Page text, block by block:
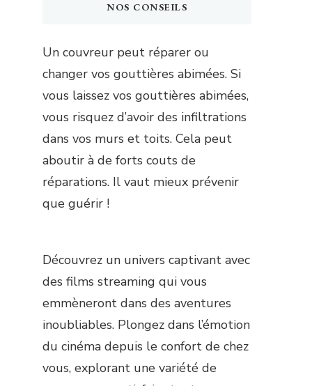
NOS CONSEILS
Un couvreur peut réparer ou
changer vos gouttières abimées. Si
vous laissez vos gouttières abimées,
vous risquez d’avoir des infiltrations
dans vos murs et toits. Cela peut
aboutir à de forts couts de
réparations. Il vaut mieux prévenir
que guérir !
Découvrez un univers captivant avec
des films streaming qui vous
emmèneront dans des aventures
inoubliables. Plongez dans l’émotion
du cinéma depuis le confort de chez
vous, explorant une variété de